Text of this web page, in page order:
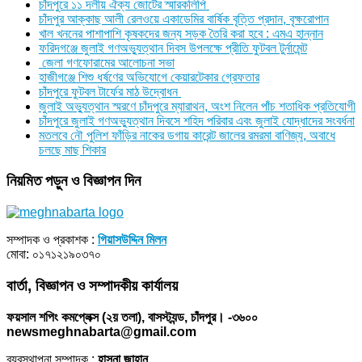
চাঁদপুরে ১১ দলীয় ঐক্য জোটের স্মারকলিপি
চাঁদপুর আক্কাছ আলী রেলওয়ে একাডেমির বার্ষিক বৃত্তি প্রদান, বৃক্ষরোপান
খাল খননের পাশাপাশি কৃষকদের জন্য সড়ক তৈরি করা হবে : এমএ হান্নান
ফরিদগঞ্জে জুলাই গণঅভ্যুত্থান দিবস উপলক্ষে প্রীতি ফুটবল টুর্নামেন্ট
জেলা গণফোরামের আলোচনা সভা
হাজীগঞ্জে শিশু ধর্ষণের অভিযোগে কেয়ারটেকার গ্রেফতার
চাঁদপুরে ফুটবল টার্ফের মাঠ উদ্বোধন
জুলাই অভ্যুত্থান স্মরণে চাঁদপুরে ম্যারাথন, অংশ নিলেন পাঁচ শতাধিক প্রতিযোগী
চাঁদপুরে জুলাই গণঅভ্যুত্থান দিবসে শহিদ পরিবার এবং জুলাই যোদ্ধাদের সংবর্ধনা
মতলবে নৌ পুলিশ ফাঁড়ির নাকের ডগায় কারেন্ট জালের রমরমা বাণিজ্য, অবাধে
চলছে মাছ শিকার
নিয়মিত পড়ুন ও বিজ্ঞাপন দিন
সম্পাদক ও প্রকাশক : গিয়াসউদ্দিন মিলন
মোবা: ০১৭১২১৯০৩৭০
বার্তা, বিজ্ঞাপন ও সম্পাদকীয় কার্যালয়
ফয়সাল শপিং কমপ্লেক্স (২য় তলা), বাসস্ট্যন্ড, চাঁদপুর। -৩৬০০
newsmeghnabarta@gmail.com
ব্যবস্থাপনা সম্পাদক : হাসনা জাহান